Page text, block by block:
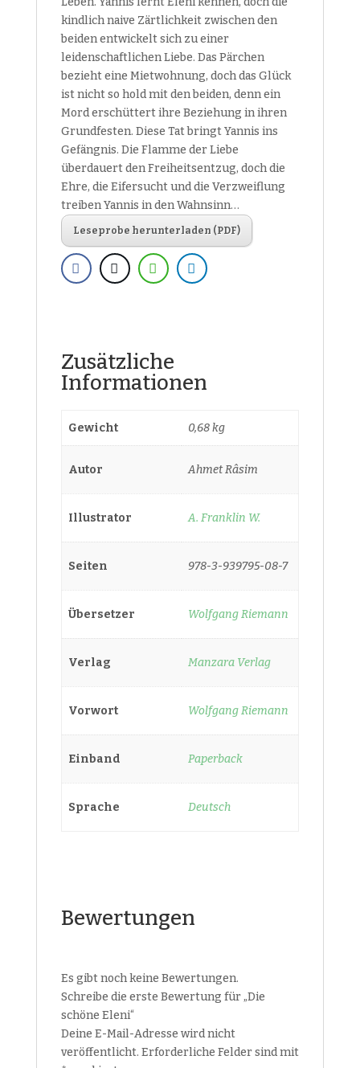
kindlich naive Zärtlichkeit zwischen den
beiden entwickelt sich zu einer
leidenschaftlichen Liebe. Das Pärchen
bezieht eine Mietwohnung, doch das Glück
ist nicht so hold mit den beiden, denn ein
Mord erschüttert ihre Beziehung in ihren
Grundfesten. Diese Tat bringt Yannis ins
Gefängnis. Die Flamme der Liebe
überdauert den Freiheitsentzug, doch die
Ehre, die Eifersucht und die Verzweiflung
treiben Yannis in den Wahnsinn…
Leseprobe herunterladen (PDF)
Zusätzliche
Informationen
Gewicht 0,68 kg
Autor Ahmet Râsim
Illustrator A. Franklin W.
Seiten 978-3-939795-08-7
Übersetzer Wolfgang Riemann
Verlag Manzara Verlag
Vorwort Wolfgang Riemann
Einband Paperback
Sprache Deutsch
Bewertungen
Es gibt noch keine Bewertungen.
Schreibe die erste Bewertung für „Die
schöne Eleni“
Deine E-Mail-Adresse wird nicht
veröffentlicht. Erforderliche Felder sind mit